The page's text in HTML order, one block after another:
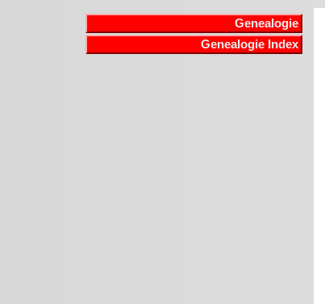
Genealogie
Genealogie Index